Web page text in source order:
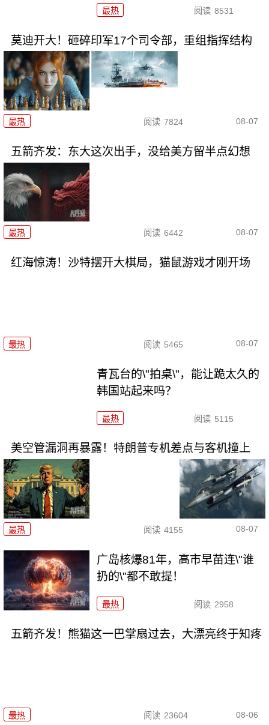
最热 阅读 8531
莫迪开大！砸碎印军17个司令部，重组指挥结构
最热 阅读 7824 08-07
五箭齐发：东大这次出手，没给美方留半点幻想
最热 阅读 6442 08-07
红海惊涛！沙特摆开大棋局，猫鼠游戏才刚开场
最热 阅读 5465 08-07
青瓦台的\"拍桌\"，能让跪太久的
韩国站起来吗？
最热 阅读 5115
美空管漏洞再暴露！特朗普专机差点与客机撞上
最热 阅读 4155 08-07
广岛核爆81年，高市早苗连\"谁
扔的\"都不敢提！
最热 阅读 2958
五箭齐发！熊猫这一巴掌扇过去，大漂亮终于知疼
最热 阅读 23604 08-06